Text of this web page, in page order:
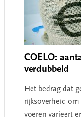
COELO:
verdubbeld
Het bedrag dat
rijksoverheid
voeren varieert